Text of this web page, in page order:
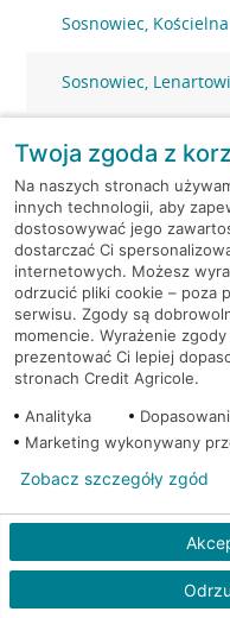
Sosnowiec,
Sosnowiec,
Sosnowiec,
Sosnowiec,
Sosnowiec,
Sosnowiec,
Sosnowiec, Prusa 62
Sosnowiec,
Sosnowiec,
Sosnowiec,
Sosnowiec,
Twoja zgoda z
Na naszych stronach
innych technologii, aby
dostosowywać jego
dostarczać Ci
internetowych. Możesz
odrzucić pliki cookie – poza
serwisu. Zgody są
momencie. Wyrażenie
prezentować Ci lepiej
stronach Credit Agricole.
Analityka
Marketing wykonywany
Zobacz szczegóły zgód